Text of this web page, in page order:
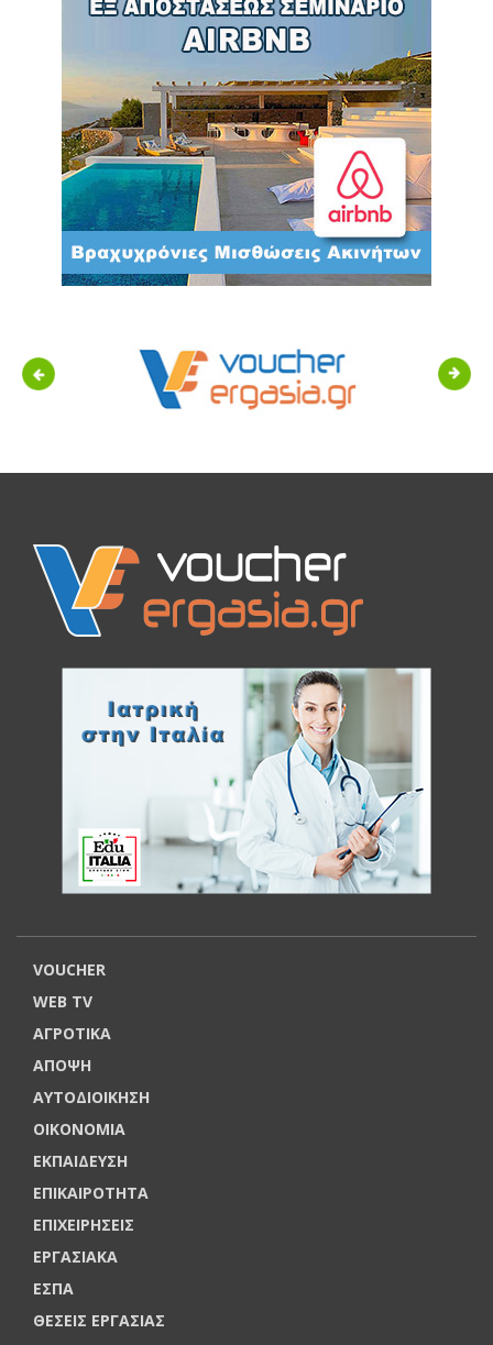
Previous Next
VOUCHER
WEB TV
ΑΓΡΟΤΙΚΑ
ΑΠΟΨΗ
ΑΥΤΟΔΙΟΙΚΗΣΗ
ΟΙΚΟΝΟΜΙΑ
ΕΚΠΑΙΔΕΥΣΗ
ΕΠΙΚΑΙΡΟΤΗΤΑ
ΕΠΙΧΕΙΡΗΣΕΙΣ
ΕΡΓΑΣΙΑΚΑ
ΕΣΠΑ
ΘΕΣΕΙΣ ΕΡΓΑΣΙΑΣ